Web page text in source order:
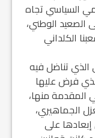
السياسي تجاه
الصعيد الوطني،
الكلداني
تناضل فيه
فرض عليها
المقدمة منها،
الجماهيري،
إبعادها على